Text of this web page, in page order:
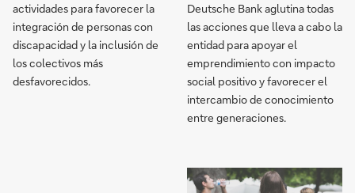
language_id=1
actividades para favorecer la
integración de personas con
discapacidad y la inclusión de
los colectivos más
desfavorecidos.
language_id=1
Deutsche Bank aglutina todas
las acciones que lleva a cabo la
entidad para apoyar el
emprendimiento con impacto
social positivo y favorecer el
intercambio de conocimiento
entre generaciones.